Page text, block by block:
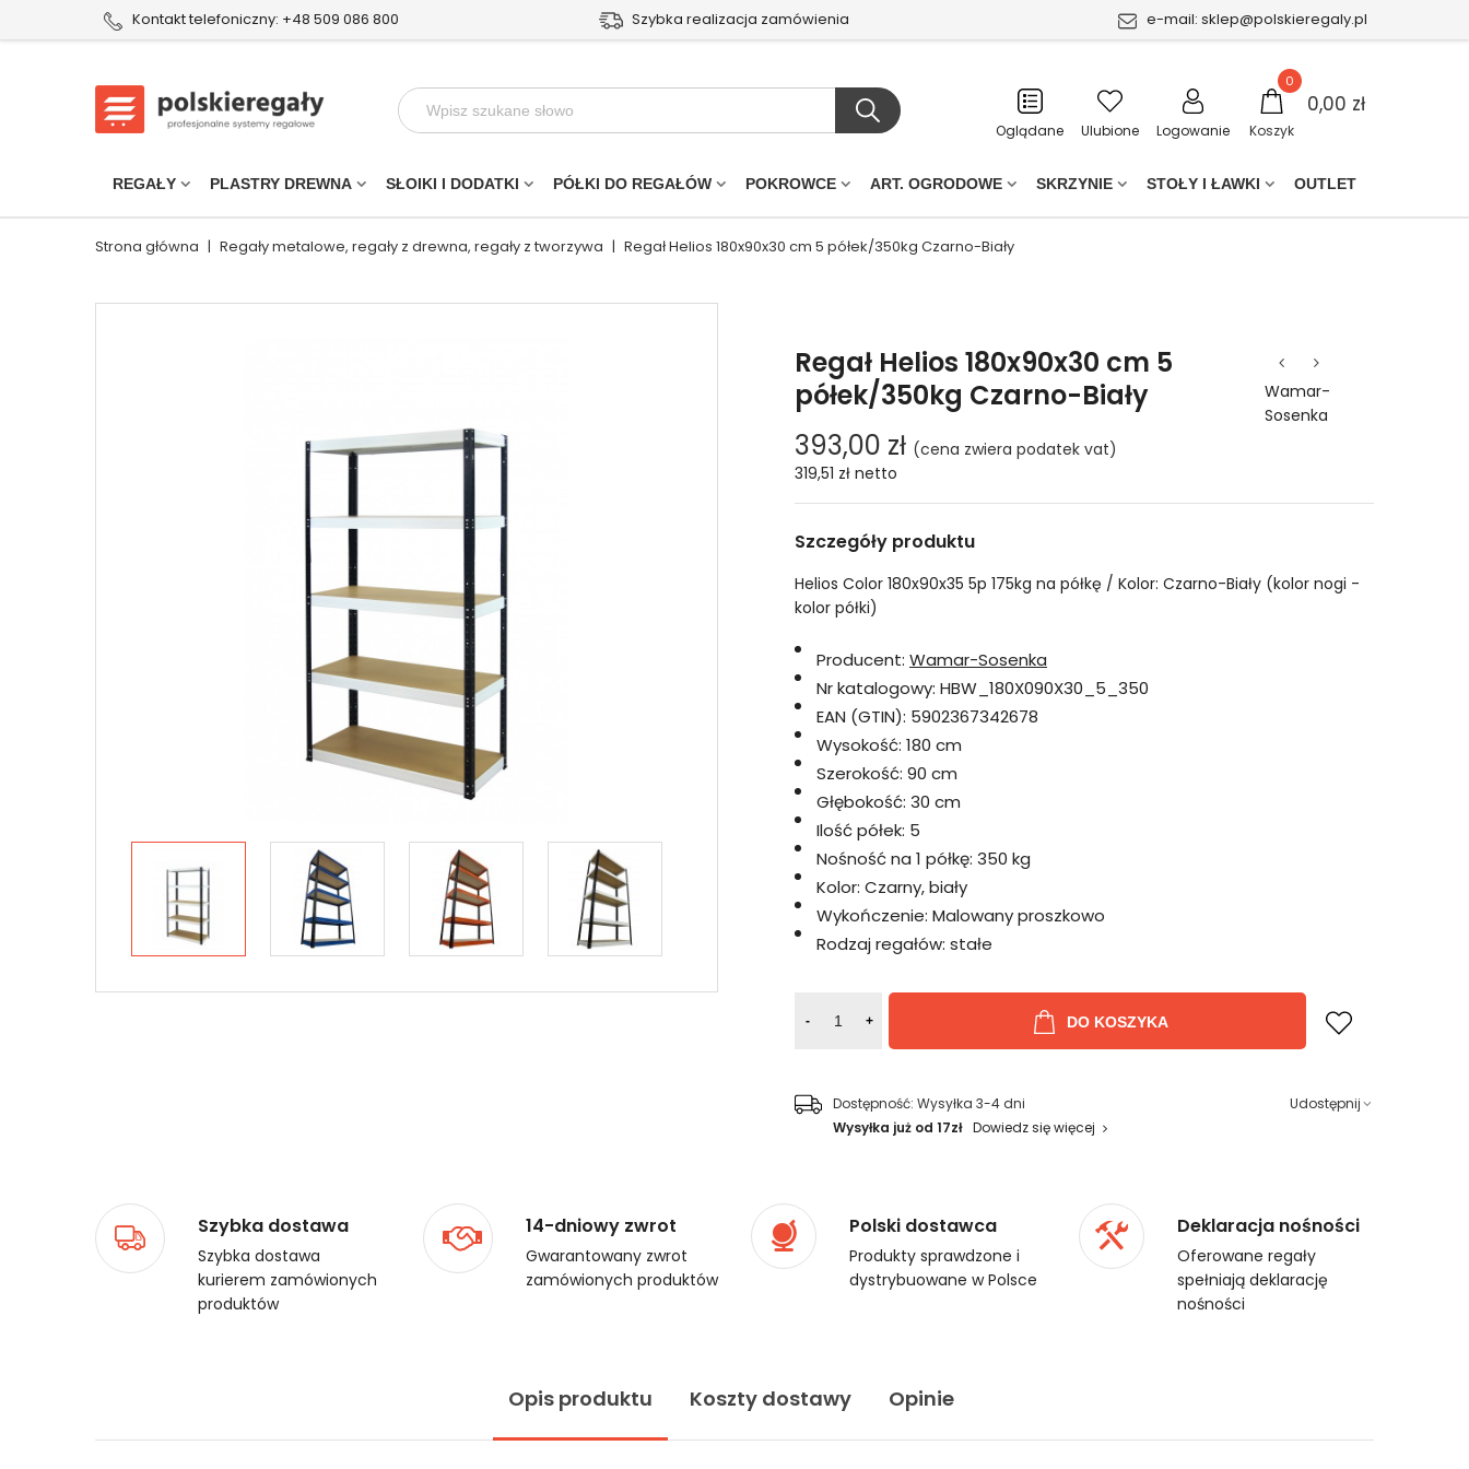
Kontakt telefoniczny: +48 509 086 800 Szybka realizacja zamówienia e-mail: sklep@polskieregaly.pl
Oglądane Ulubione Logowanie Koszyk
0
0,00 zł
REGAŁY PLASTRY DREWNA SŁOIKI I DODATKI PÓŁKI DO REGAŁÓW POKROWCE ART. OGRODOWE SKRZYNIE STOŁY I ŁAWKI OUTLET
Strona główna | Regały metalowe, regały z drewna, regały z tworzywa | Regał Helios 180x90x30 cm 5 półek/350kg Czarno-Biały
Regał Helios 180x90x30 cm 5
półek/350kg Czarno-Biały
Wamar-
Sosenka
393,00 zł (cena zwiera podatek vat)
319,51 zł netto
Szczegóły produktu
Helios Color 180x90x35 5p 175kg na półkę / Kolor: Czarno-Biały (kolor nogi -
kolor półki)
Producent: Wamar-Sosenka
Nr katalogowy: HBW_180X090X30_5_350
EAN (GTIN): 5902367342678
Wysokość: 180 cm
Szerokość: 90 cm
Głębokość: 30 cm
Ilość półek: 5
Nośność na 1 półkę: 350 kg
Kolor: Czarny, biały
Wykończenie: Malowany proszkowo
Rodzaj regałów: stałe
- + DO KOSZYKA
Dostępność: Wysyłka 3-4 dni
Wysyłka już od 17zł Dowiedz się więcej
Udostępnij
Szybka dostawa
Szybka dostawa
kurierem zamówionych
produktów
14-dniowy zwrot
Gwarantowany zwrot
zamówionych produktów
Polski dostawca
Produkty sprawdzone i
dystrybuowane w Polsce
Deklaracja nośności
Oferowane regały
spełniają deklarację
nośności
Opis produktu Koszty dostawy Opinie